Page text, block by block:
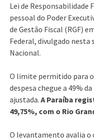
Lei de Responsabilidade
pessoal do Poder
de Gestão Fiscal (RGF)
Federal, divulgado
Nacional.
O limite permitido para o
despesa chegue a 49%
ajustada. A Paraíba
49,75%, com o Rio
O levantamento avalia